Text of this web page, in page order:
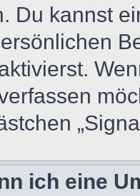
Du kannst
ich eine